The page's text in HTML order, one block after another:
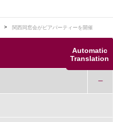
Automatic
Translation
関西同窓会がビアパーティーを開催